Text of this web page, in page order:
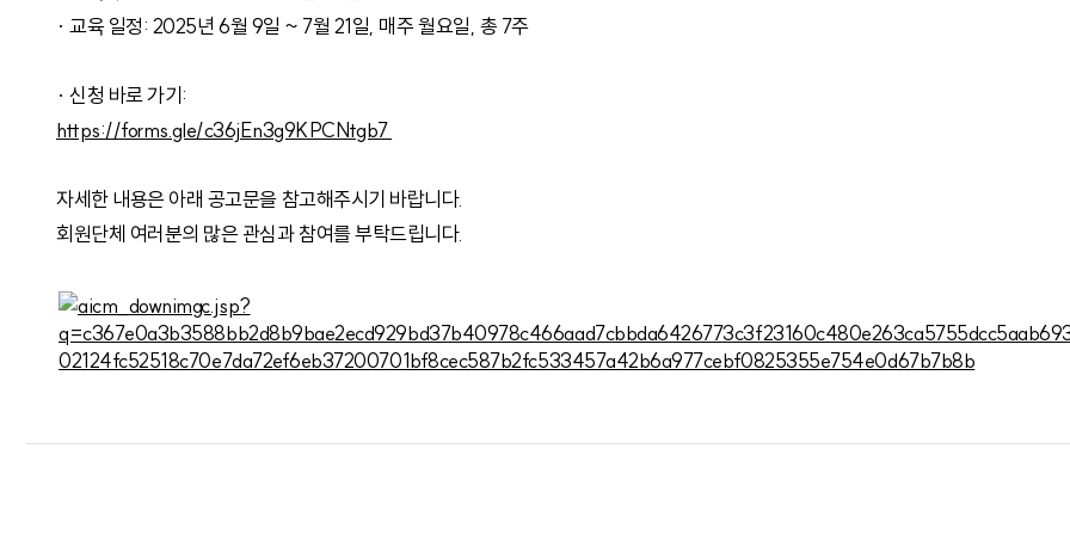
· 교육 일정: 2025년 6월 9일 ~ 7월 21일, 매주 월요일, 총 7주
· 신청 바로 가기:
https://forms.gle/c36jEn3g9KPCNtgb7
자세한 내용은 아래 공고문을 참고해주시기 바랍니다.
회원단체 여러분의 많은 관심과 참여를 부탁드립니다.